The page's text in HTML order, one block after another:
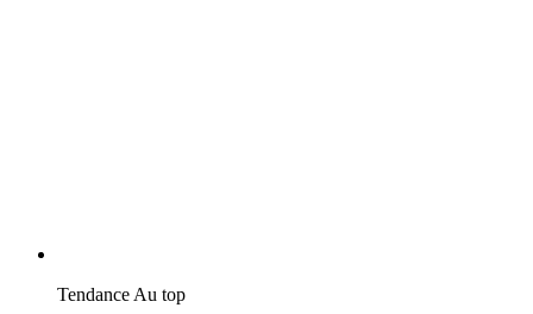
Tendance Au top